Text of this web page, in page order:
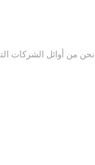
نحن من أوائل الشركات